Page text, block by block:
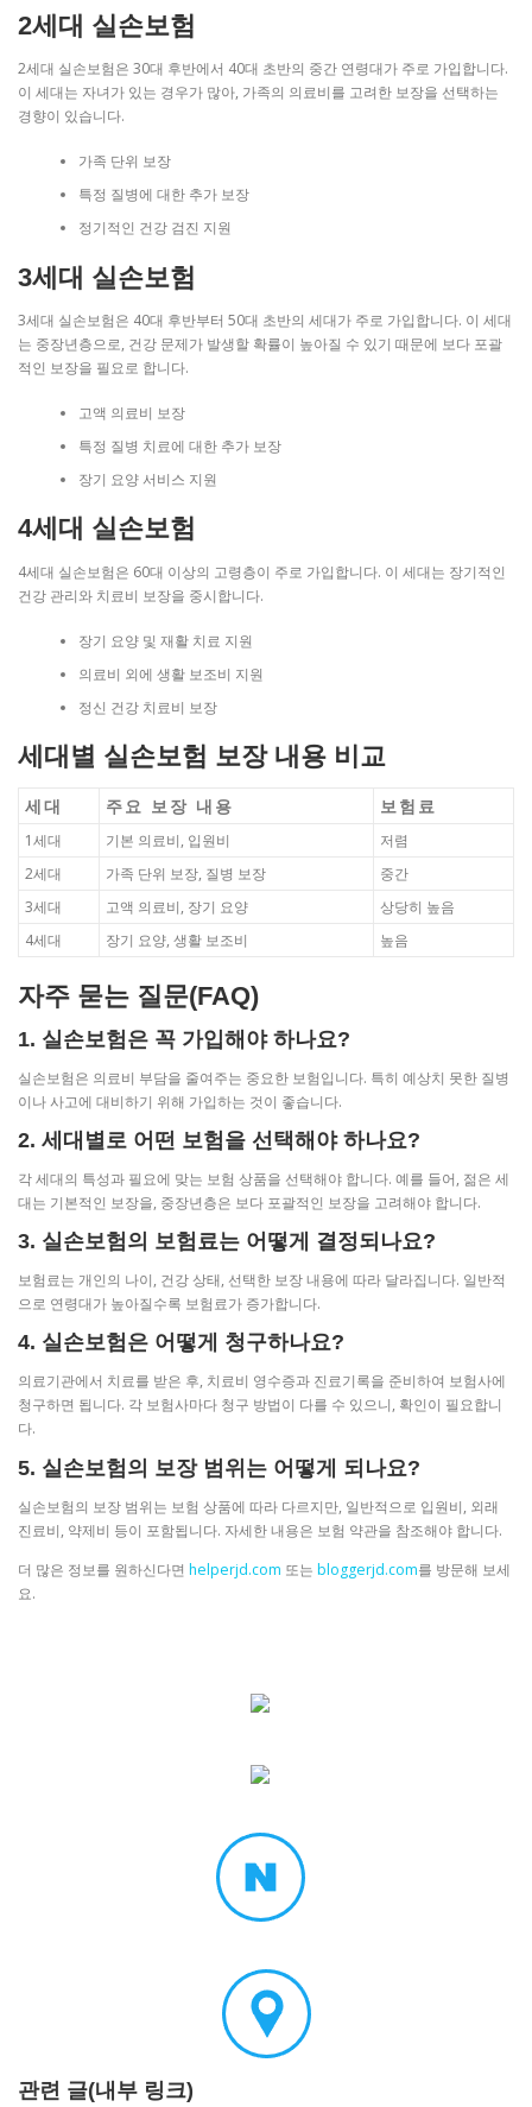
2세대 실손보험
2세대 실손보험은 30대 후반에서 40대 초반의 중간 연령대가 주로 가입합니다.
이 세대는 자녀가 있는 경우가 많아, 가족의 의료비를 고려한 보장을 선택하는
경향이 있습니다.
가족 단위 보장
특정 질병에 대한 추가 보장
정기적인 건강 검진 지원
3세대 실손보험
3세대 실손보험은 40대 후반부터 50대 초반의 세대가 주로 가입합니다. 이 세대
는 중장년층으로, 건강 문제가 발생할 확률이 높아질 수 있기 때문에 보다 포괄
적인 보장을 필요로 합니다.
고액 의료비 보장
특정 질병 치료에 대한 추가 보장
장기 요양 서비스 지원
4세대 실손보험
4세대 실손보험은 60대 이상의 고령층이 주로 가입합니다. 이 세대는 장기적인
건강 관리와 치료비 보장을 중시합니다.
장기 요양 및 재활 치료 지원
의료비 외에 생활 보조비 지원
정신 건강 치료비 보장
세대별 실손보험 보장 내용 비교
세대 주요 보장 내용 보험료
1세대 기본 의료비, 입원비
저렴
2세대
가족 단위 보장, 질병 보장
중간
3세대
고액 의료비, 장기 요양
상당히 높음
4세대
장기 요양, 생활 보조비 높음
자주 묻는 질문(FAQ)
1. 실손보험은 꼭 가입해야 하나요?
실손보험은 의료비 부담을 줄여주는 중요한 보험입니다. 특히 예상치 못한 질병
이나 사고에 대비하기 위해 가입하는 것이 좋습니다.
2. 세대별로 어떤 보험을 선택해야 하나요?
각 세대의 특성과 필요에 맞는 보험 상품을 선택해야 합니다. 예를 들어, 젊은 세
대는 기본적인 보장을, 중장년층은 보다 포괄적인 보장을 고려해야 합니다.
3. 실손보험의 보험료는 어떻게 결정되나요?
보험료는 개인의 나이, 건강 상태, 선택한 보장 내용에 따라 달라집니다. 일반적
으로 연령대가 높아질수록 보험료가 증가합니다.
4. 실손보험은 어떻게 청구하나요?
의료기관에서 치료를 받은 후, 치료비 영수증과 진료기록을 준비하여 보험사에
청구하면 됩니다. 각 보험사마다 청구 방법이 다를 수 있으니, 확인이 필요합니
다.
5. 실손보험의 보장 범위는 어떻게 되나요?
실손보험의 보장 범위는 보험 상품에 따라 다르지만, 일반적으로 입원비, 외래
진료비, 약제비 등이 포함됩니다. 자세한 내용은 보험 약관을 참조해야 합니다.
더 많은 정보를 원하신다면 helperjd.com 또는 bloggerjd.com를 방문해 보세
요.
관련 글(내부 링크)